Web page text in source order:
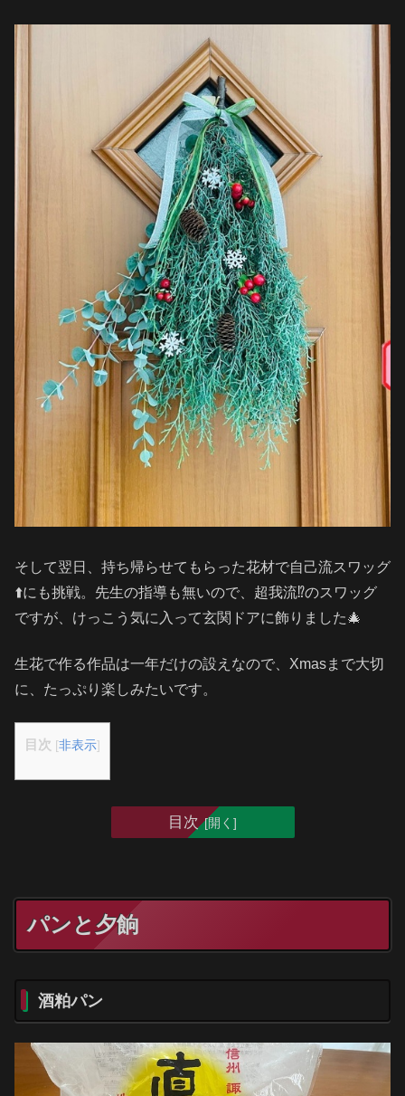
そして翌日、持ち帰らせてもらった花材で自己流スワッグ
⬆️にも挑戦。先生の指導も無いので、超我流⁉️のスワッグ
ですが、けっこう気に入って玄関ドアに飾りました🎄
生花で作る作品は一年だけの設えなので、Xmasまで大切
に、たっぷり楽しみたいです。
目次 [非表示]
目次
パンと夕餉
酒粕パン